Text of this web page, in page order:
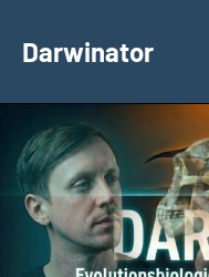
InhaltDarwinator
Evolutionsbiologie